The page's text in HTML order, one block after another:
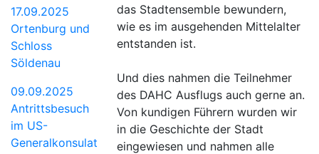
17.09.2025
Ortenburg und
Schloss
Söldenau
09.09.2025
Antrittsbesuch
im US-
Generalkonsulat
das Stadtensemble bewundern,
wie es im ausgehenden Mittelalter
entstanden ist.
Und dies nahmen die Teilnehmer
des DAHC Ausflugs auch gerne an.
Von kundigen Führern wurden wir
in die Geschichte der Stadt
eingewiesen und nahmen alle